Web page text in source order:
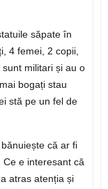
săpate în
4 femei, 2 copii,
militari și au o
bogați stau
stă pe un fel de
că ar fi
e interesant că
atras atenția și